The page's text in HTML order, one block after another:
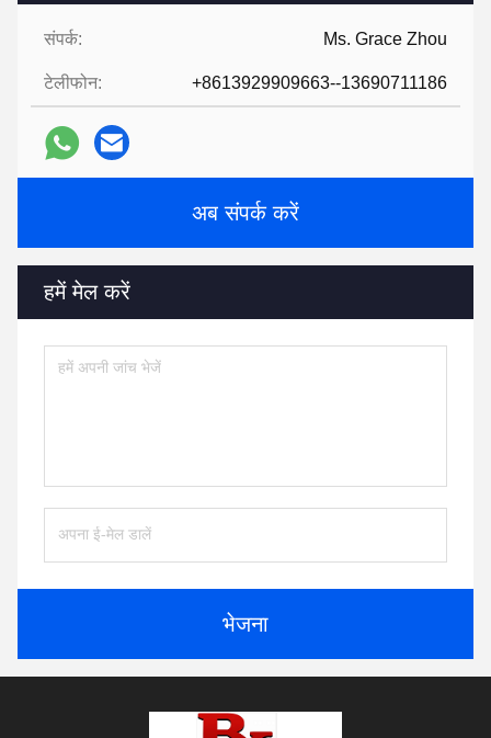
संपर्क: Ms. Grace Zhou
टेलीफोन: +8613929909663--13690711186
अब संपर्क करें
हमें मेल करें
भेजना